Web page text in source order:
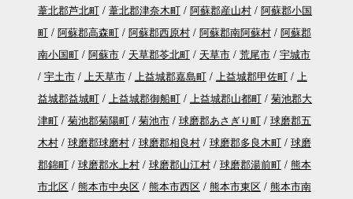
葦北郡芦北町 葦北郡津奈木町 阿蘇郡産山村
阿蘇郡小国
町
阿蘇郡高森町 阿蘇郡西原村 阿蘇郡南阿蘇村
阿蘇郡
南小国町
阿蘇市 天草郡苓北町 天草市 荒尾市
宇城市
宇土市
上天草市 上益城郡嘉島町 上益城郡甲佐町
上
益城郡益城町
上益城郡御船町 上益城郡山都町
菊池郡大
津町
菊池郡菊陽町 菊池市 球磨郡あさぎり町
球磨郡五
木村
球磨郡球磨村 球磨郡相良村 球磨郡多良木町
球磨
郡錦町
球磨郡水上村 球磨郡山江村 球磨郡湯前町
熊本
市北区
熊本市中央区 熊本市西区 熊本市東区
熊本市南